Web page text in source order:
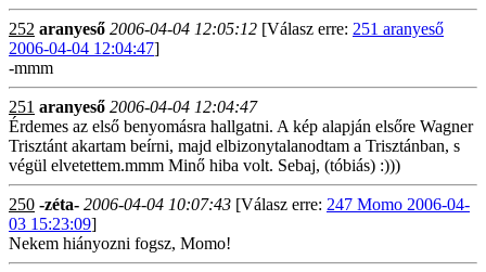
252 aranyeső 2006-04-04 12:05:12 [Válasz erre: 251 aranyeső
2006-04-04 12:04:47]
-mmm
251 aranyeső 2006-04-04 12:04:47
Érdemes az első benyomásra hallgatni. A kép alapján elsőre Wagner
Trisztánt akartam beírni, majd elbizonytalanodtam a Trisztánban, s
végül elvetettem.mmm Minő hiba volt. Sebaj, (tóbiás) :)))
250 -zéta- 2006-04-04 10:07:43 [Válasz erre: 247 Momo 2006-04-
03 15:23:09]
Nekem hiányozni fogsz, Momo!